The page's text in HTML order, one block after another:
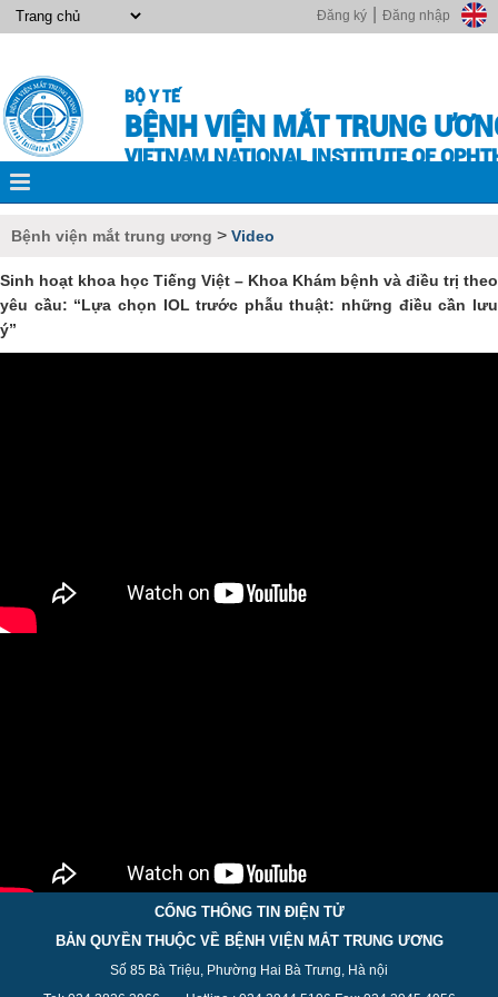
Đăng nhập
Đăng ký
BỘ Y TẾ
BỆNH VIỆN MẮT TRUNG
VIETNAM NATIONAL INSTITUTE OF
Bệnh viện mắt trung ương > Video
Sinh hoạt khoa học Tiếng Việt – Khoa Khám bệnh và điều trị theo
yêu cầu: “Lựa chọn IOL trước phẫu thuật: những điều cần lưu
ý”
CỔNG THÔNG TIN ĐIỆN TỬ
BẢN QUYỀN THUỘC VỀ BỆNH VIỆN MẮT TRUNG ƯƠNG
Số 85 Bà Triệu, Phường Hai Bà Trưng, Hà nội